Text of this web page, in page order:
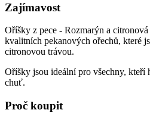
Zajímavost
Oříšky z pece - Rozmarýn a
kvalitních pekanových ořechů, které
citronovou trávou.
Oříšky jsou ideální pro všechny, kteří
chuť.
Proč koupit